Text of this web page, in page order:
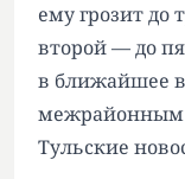
ему грозит до
второй — до
в ближайшее
межрайонным
Тульские